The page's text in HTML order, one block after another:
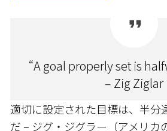
“A goal properly set is
– Zig Ziglar
適切に設定された目標は、半分
だ – ジグ・ジグラー（アメリカ